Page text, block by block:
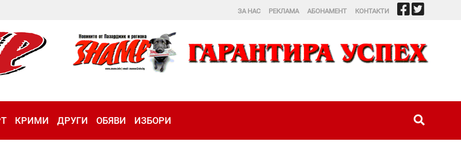
ЗА НАС РЕКЛАМА АБОНАМЕНТ КОНТАКТИ
КРИМИ ДРУГИ ОБЯВИ ИЗБОРИ